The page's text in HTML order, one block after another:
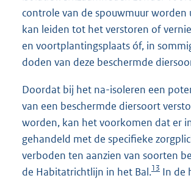
controle van de spouwmuur worden
kan leiden tot het verstoren of
en voortplantingsplaats óf, in
doden van deze beschermde
Doordat bij het na-isoleren een
van een beschermde diersoort
worden, kan het voorkomen dat er
gehandeld met de specifieke
verboden ten aanzien van soorten
de Habitatrichtlijn in het Bal.13 In de